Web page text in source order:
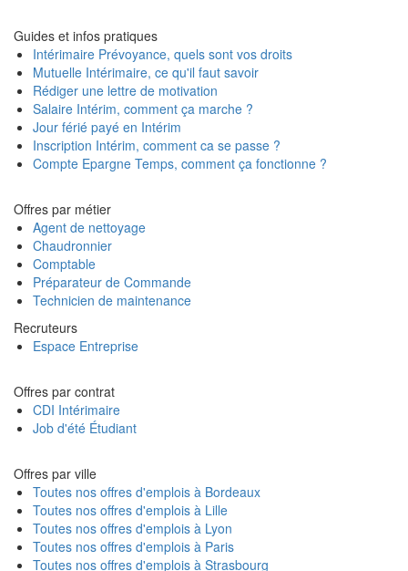
Guides et infos pratiques
Intérimaire Prévoyance, quels sont vos droits
Mutuelle Intérimaire, ce qu'il faut savoir
Rédiger une lettre de motivation
Salaire Intérim, comment ça marche ?
Jour férié payé en Intérim
Inscription Intérim, comment ca se passe ?
Compte Epargne Temps, comment ça fonctionne ?
Offres par métier
Agent de nettoyage
Chaudronnier
Comptable
Préparateur de Commande
Technicien de maintenance
Recruteurs
Espace Entreprise
Offres par contrat
CDI Intérimaire
Job d'été Étudiant
Offres par ville
Toutes nos offres d'emplois à Bordeaux
Toutes nos offres d'emplois à Lille
Toutes nos offres d'emplois à Lyon
Toutes nos offres d'emplois à Paris
Toutes nos offres d'emplois à Strasbourg